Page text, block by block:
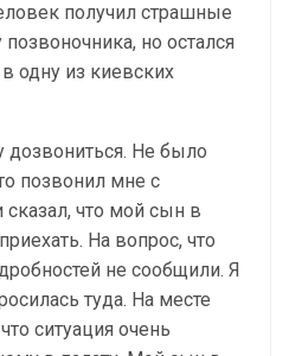
получил страшные
но остался
одну из киевских
дозвониться. Не было
позвонил мне с
что мой сын в
На вопрос, что
не сообщили. Я
туда. На месте
ситуация очень